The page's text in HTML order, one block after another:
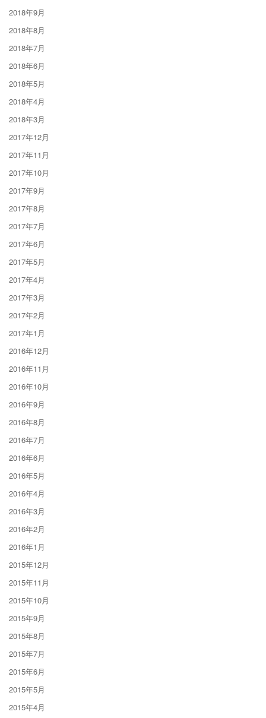
2018年9月
2018年8月
2018年7月
2018年6月
2018年5月
2018年4月
2018年3月
2017年12月
2017年11月
2017年10月
2017年9月
2017年8月
2017年7月
2017年6月
2017年5月
2017年4月
2017年3月
2017年2月
2017年1月
2016年12月
2016年11月
2016年10月
2016年9月
2016年8月
2016年7月
2016年6月
2016年5月
2016年4月
2016年3月
2016年2月
2016年1月
2015年12月
2015年11月
2015年10月
2015年9月
2015年8月
2015年7月
2015年6月
2015年5月
2015年4月